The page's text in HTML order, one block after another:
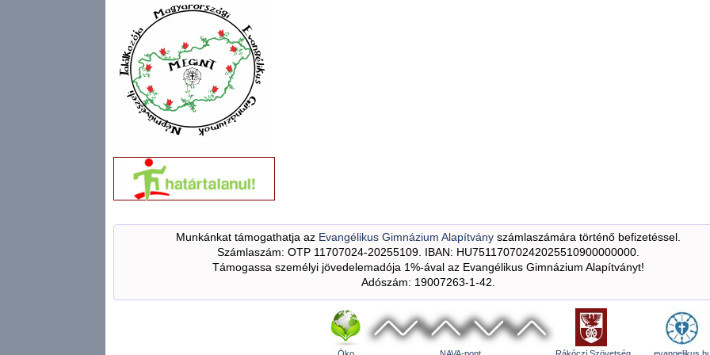
Munkánkat támogathatja az Evangélikus Gimnázium Alapítványszámlaszámára történő befizetéssel.
Számlaszám: OTP 11707024-20255109. IBAN: HU75117070242025510900000000.
Támogassa személyi jövedelemadója 1%-ával az Evangélikus Gimnázium Alapítványt!
Adószám: 19007263-1-42.